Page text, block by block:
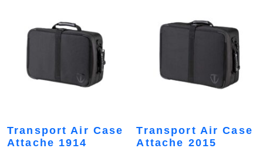
Transport Air Case
Attache 1914
Transport Air Case
Attache 2015